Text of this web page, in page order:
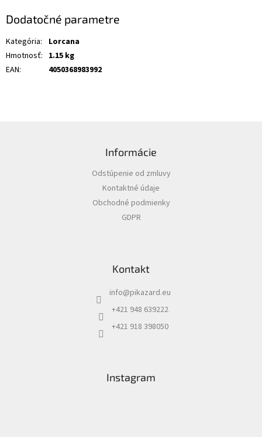
Dodatočné parametre
Kategória:
Lorcana
Hmotnosť: 1.15 kg
EAN: 4050368983992
Informácie
Odstúpenie od zmluvy
Kontaktné údaje
Obchodné podmienky
GDPR
Kontakt
info@pikazard.eu
+421 948 639222
+421 918 398050
Instagram